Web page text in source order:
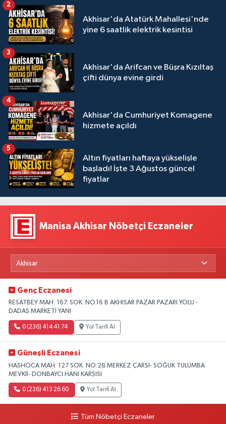
Akhisar'da Atatürk Mahallesi'nde
yine 6 saatlik elektrik kesintisi
2
Akhisar'da Arifcan ve Büşra Kızıltaş
çifti dünya evine girdi
3
Akhisar'da Cumhuriyet Komagene
hizmete açıldı
4
Altın fiyatları haftaya yükselişle
başladı! İşte 3 Ağustos güncel
fiyatlar
5
Manisa Akhisar Nöbetçi Eczaneler
Genç Eczanesi
RESATBEY MAH. 167. SOK. NO.16 B AKHISAR PAZAR PAZARI YOLU -
DADAŞ MARKETİ YANI
0 (236) 414 41 74 Yol Tarifi Al
Güneşli Eczanesi
HASHOCA MAH. 127 SOK. NO:28 MERKEZ ÇARŞI- SOĞUK TULUMBA
MEVKİİ- DONBAYCI HANI KARŞISI
0 (236) 413 26 60 Yol Tarifi Al
Tüm Nöbetçi Eczaneler